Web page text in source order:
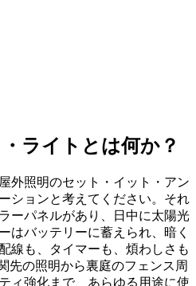
ライトとは何か？
外照明のセット・イット・アン
ションと考えてください。それ
ーパネルがあり、日中に太陽光
はバッテリーに蓄えられ、暗く
線も、タイマーも、煩わしさも
先の照明から裏庭のフェンス周
ィ強化まで、あらゆる用途に使